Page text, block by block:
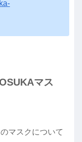
マス
マスクについて